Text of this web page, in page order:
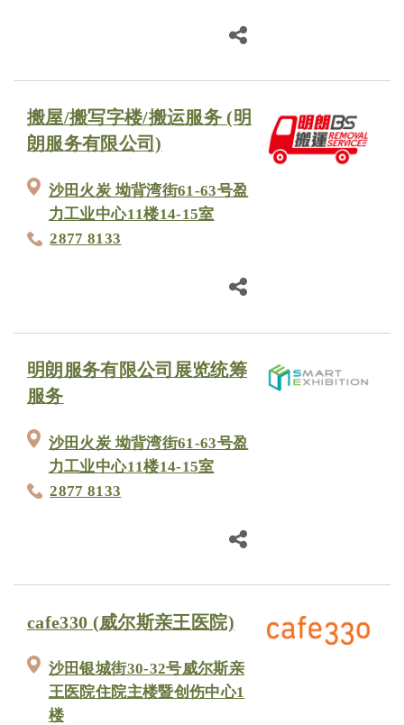
搬屋/搬写字楼/搬运服务 (明
朗服务有限公司)
沙田火炭 坳背湾街61-63号盈
力工业中心11楼14-15室
2877 8133
明朗服务有限公司展览统筹
服务
沙田火炭 坳背湾街61-63号盈
力工业中心11楼14-15室
2877 8133
cafe330 (威尔斯亲王医院)
沙田银城街30-32号威尔斯亲
王医院住院主楼暨创伤中心1
楼